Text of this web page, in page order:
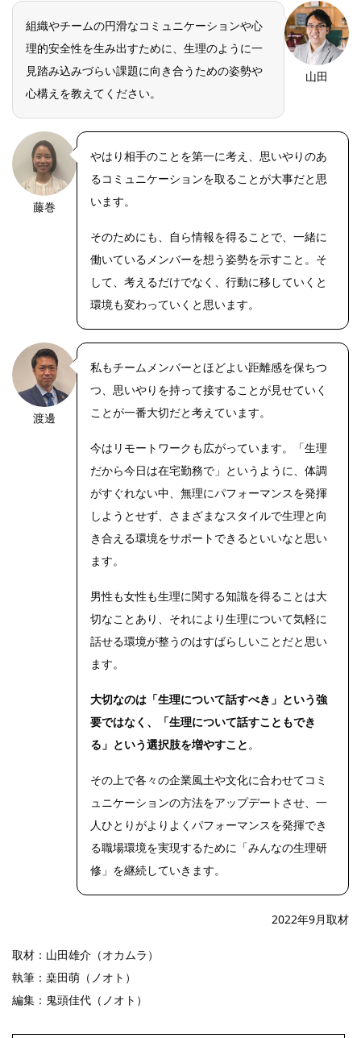
組織やチームの円滑なコミュニケーションや心
理的安全性を生み出すために、生理のように一
見踏み込みづらい課題に向き合うための姿勢や
心構えを教えてください。
山田
藤巻
やはり相手のことを第一に考え、思いやりのあ
るコミュニケーションを取ることが大事だと思
います。
そのためにも、自ら情報を得ることで、一緒に
働いているメンバーを想う姿勢を示すこと。そ
して、考えるだけでなく、行動に移していくと
環境も変わっていくと思います。
渡邊
私もチームメンバーとほどよい距離感を保ちつ
つ、思いやりを持って接することが見せていく
ことが一番大切だと考えています。
今はリモートワークも広がっています。「生理
だから今日は在宅勤務で」というように、体調
がすぐれない中、無理にパフォーマンスを発揮
しようとせず、さまざまなスタイルで生理と向
き合える環境をサポートできるといいなと思い
ます。
男性も女性も生理に関する知識を得ることは大
切なことあり、それにより生理について気軽に
話せる環境が整うのはすばらしいことだと思い
ます。
大切なのは「生理について話すべき」という強
要ではなく、「生理について話すこともでき
る」という選択肢を増やすこと。
その上で各々の企業風土や文化に合わせてコミ
ュニケーションの方法をアップデートさせ、一
人ひとりがよりよくパフォーマンスを発揮でき
る職場環境を実現するために「みんなの生理研
修」を継続していきます。
2022年9月取材
取材：山田雄介（オカムラ）
執筆：桒田萌（ノオト）
編集：鬼頭佳代（ノオト）